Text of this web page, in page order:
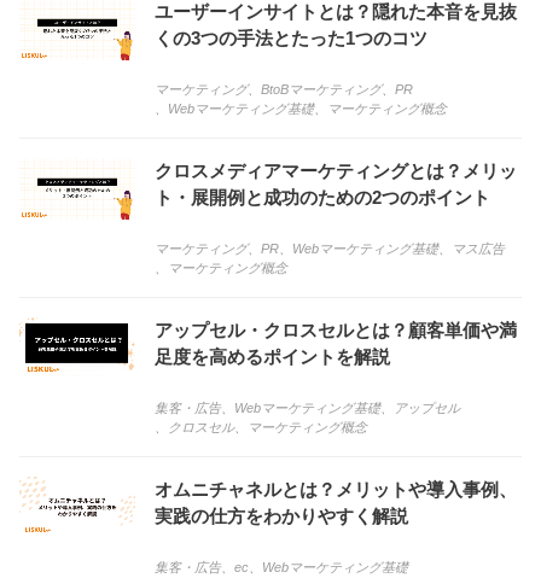
ユーザーインサイトとは？隠れた本音を見抜
くの3つの手法とたった1つのコツ
マーケティング、 BtoBマーケティング、 PR
Webマーケティング基礎、 マーケティング概念
クロスメディアマーケティングとは？メリッ
ト・展開例と成功のための2つのポイント
マーケティング、 PR Webマーケティング基礎、
マス広告
マーケティング概念
アップセル・クロスセルとは？顧客単価や満
足度を高めるポイントを解説
集客・広告、 Webマーケティング基礎、
アップセル
クロスセル、 マーケティング概念
オムニチャネルとは？メリットや導入事例、
実践の仕方をわかりやすく解説
集客・広告、 ec
Webマーケティング基礎